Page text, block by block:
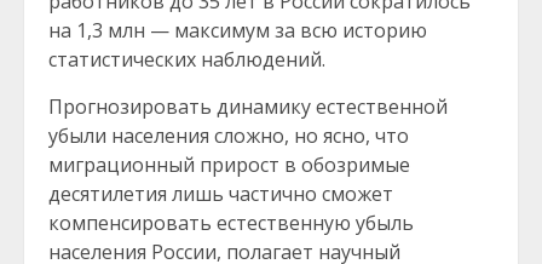
на 1,3 млн — максимум за всю историю
статистических наблюдений.
Прогнозировать динамику естественной
убыли населения сложно, но ясно, что
миграционный прирост в обозримые
десятилетия лишь частично сможет
компенсировать естественную убыль
населения России, полагает научный